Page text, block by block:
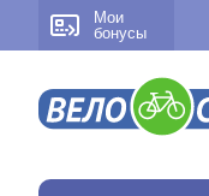
Мои
бонусы